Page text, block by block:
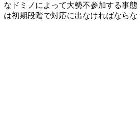
なドミノによって大勢不参加する事
は初期段階で対応に出なければならな